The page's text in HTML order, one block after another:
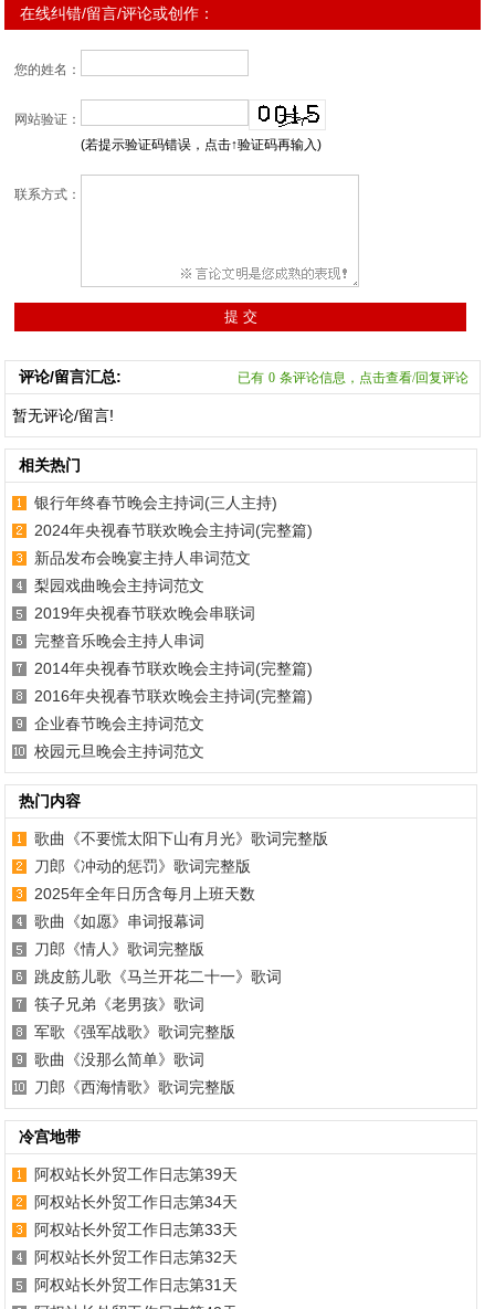
在线纠错/留言/评论或创作：
您的姓名：
网站验证：
(若提示验证码错误，点击↑验证码再输入)
联系方式：
评论/留言汇总: 已有 0 条评论信息，点击查看/回复评论
暂无评论/留言!
相关热门
银行年终春节晚会主持词(三人主持)
2024年央视春节联欢晚会主持词(完整篇)
新品发布会晚宴主持人串词范文
梨园戏曲晚会主持词范文
2019年央视春节联欢晚会串联词
完整音乐晚会主持人串词
2014年央视春节联欢晚会主持词(完整篇)
2016年央视春节联欢晚会主持词(完整篇)
企业春节晚会主持词范文
校园元旦晚会主持词范文
热门内容
歌曲《不要慌太阳下山有月光》歌词完整版
刀郎《冲动的惩罚》歌词完整版
2025年全年日历含每月上班天数
歌曲《如愿》串词报幕词
刀郎《情人》歌词完整版
跳皮筋儿歌《马兰开花二十一》歌词
筷子兄弟《老男孩》歌词
军歌《强军战歌》歌词完整版
歌曲《没那么简单》歌词
刀郎《西海情歌》歌词完整版
冷宫地带
阿权站长外贸工作日志第39天
阿权站长外贸工作日志第34天
阿权站长外贸工作日志第33天
阿权站长外贸工作日志第32天
阿权站长外贸工作日志第31天